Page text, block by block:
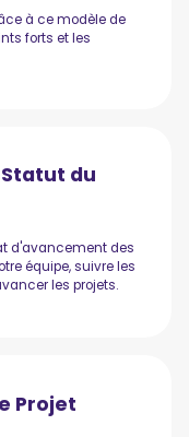
à ce modèle de
forts et les
du
d'avancement des
équipe, suivre les
les projets.
Projet